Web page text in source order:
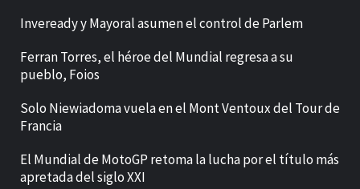
Inveready y Mayoral asumen el control de Parlem
Ferran Torres, el héroe del Mundial regresa a su
pueblo, Foios
Solo Niewiadoma vuela en el Mont Ventoux del Tour de
Francia
El Mundial de MotoGP retoma la lucha por el título más
apretada del siglo XXI